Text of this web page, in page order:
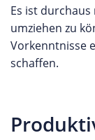
Es ist
umziehen zu
Vorkenntnisse
schaffen.